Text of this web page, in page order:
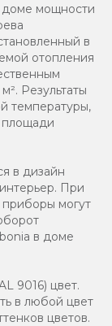
доме мощности
в
отопления
Результаты
температуры,
площади
в дизайн
При
приборы могут
в доме
9016) цвет.
в любой цвет
цветов.